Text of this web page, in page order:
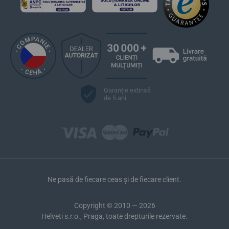
Garanție extinsă
de 5 ani
Ne pasă de fiecare ceas și de fiecare client.
Copyright © 2010 — 2026
Helveti s.r.o., Praga, toate drepturile rezervate.